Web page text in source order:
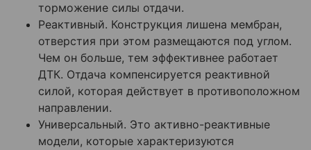
торможение силы отдачи.
Реактивный. Конструкция лишена мембран,
отверстия при этом размещаются под углом.
Чем он больше, тем эффективнее работает
ДТК. Отдача компенсируется реактивной
силой, которая действует в противоположном
направлении.
Универсальный. Это активно-реактивные
модели, которые характеризуются